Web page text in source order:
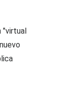
"virtual